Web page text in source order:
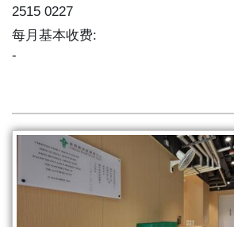
2515 0227
每月基本收费:
-